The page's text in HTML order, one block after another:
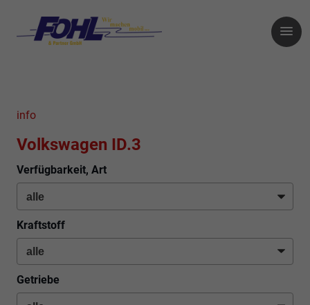
info
Volkswagen ID.3
Verfügbarkeit, Art
Kraftstoff
Getriebe